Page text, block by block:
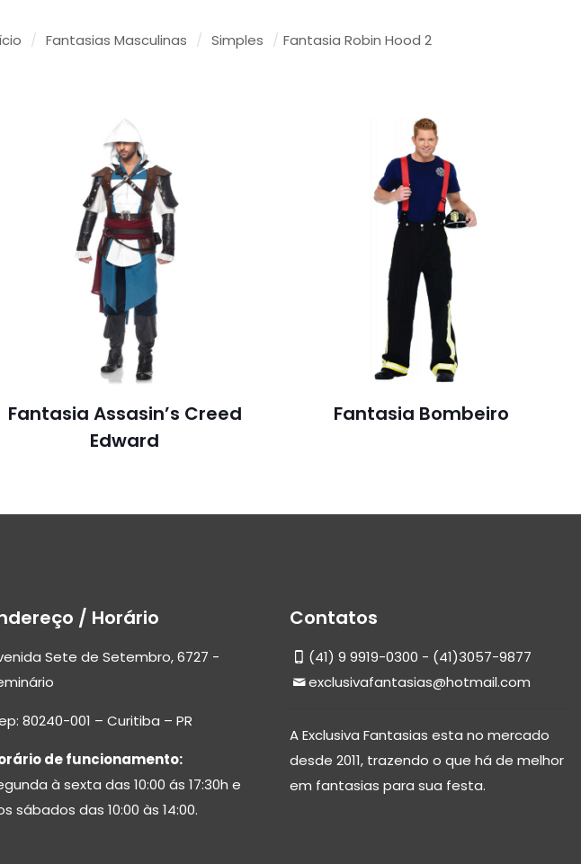
/ Fantasias Masculinas / Simples / Fantasia Robin Hood 2
Fantasia Assasin’s Creed
Edward
Fantasia Bombeiro
/ Horário
Sete de Setembro, 6727 -
80240-001 – Curitiba – PR
de funcionamento:
à sexta das 10:00 ás 17:30h e
sábados das 10:00 às 14:00.
Contatos
(41) 9 9919-0300 - (41)3057-9877
exclusivafantasias@hotmail.com
A Exclusiva Fantasias esta no mercado
desde 2011, trazendo o que há de melhor
em fantasias para sua festa.